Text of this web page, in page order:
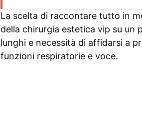
La scelta di raccontare tutto in
della chirurgia estetica vip su un
lunghi e necessità di affidarsi a
funzioni respiratorie e voce.